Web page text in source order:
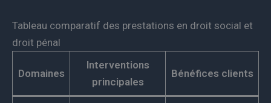
Tableau comparatif des prestations en droit social et
droit pénal
Domaines
Interventions
principales
Bénéfices clients